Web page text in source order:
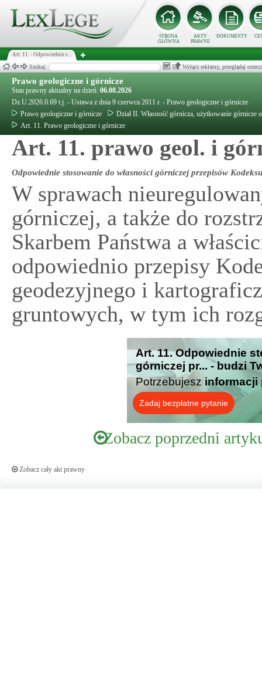
STRONA
GŁÓWNA
AKTY
PRAWNE
DOKUMENTY
Art. 11. - Odpowiednie s...
Szukaj: Wyłącz reklamy, przeglądaj
Prawo geologiczne i górnicze
Stan prawny aktualny na dzień: 06.08.2026
Dz.U.2026.0.69 t.j. - Ustawa z dnia 9 czerwca 2011 r. - Prawo geologiczne i górnicze
Prawo geologiczne i górnicze
Dział II. Własność górnicza, użytkowanie górnicze
Art. 11. Prawo geologiczne i górnicze
Art. 11. prawo geol. i
Odpowiednie stosowanie do własności górniczej przepisów
W sprawach
górniczej, a także do
Skarbem Państwa a
odpowiednio przepisy
geodezyjnego i
gruntowych, w tym ich
Art. 11. Odpowiednie
górniczej pr... - budzi
Potrzebujesz informacji
Zadaj bezpłatne pytanie
Zobacz poprzedni
Zobacz cały akt prawny